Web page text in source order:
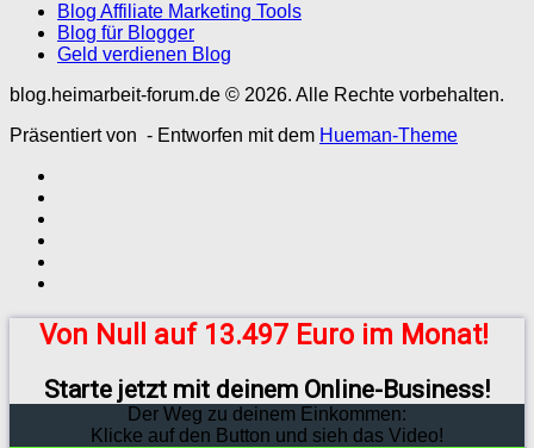
Blog Affiliate Marketing Tools
Blog für Blogger
Geld verdienen Blog
blog.heimarbeit-forum.de © 2026. Alle Rechte vorbehalten.
Präsentiert von - Entworfen mit dem Hueman-Theme
Von Null auf 13.497 Euro im Monat!
Starte jetzt mit deinem Online-Business!
Der Weg zu deinem Einkommen:
Klicke auf den Button und sieh das Video!